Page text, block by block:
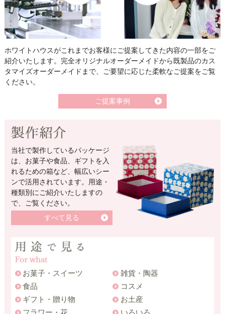
ホワイトハウスがこれまでお客様にご提案してきた内容の一部をご
紹介いたします。完全オリジナルオーダーメイドから既製品のカス
タマイズオーダーメイドまで、ご要望に応じた柔軟なご提案をご覧
ください。
ご提案事例
当社で製作しているパッケージ
は、お菓子や食品、ギフトを入
れるための箱など、幅広いシー
ンで活用されています。用途・
種類別にご紹介いたしますの
で、ご覧ください。
すべて見る
お菓子・スイーツ
食品
ギフト・贈り物
フラワー・花
雑貨・陶器
コスメ
お土産
いろいろ